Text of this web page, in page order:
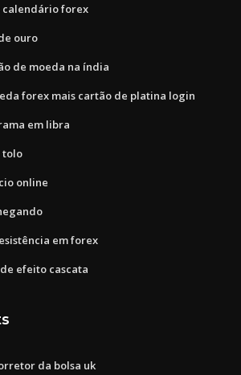
calendário forex
ouro
de moeda na índia
forex mais cartão de platina login
em libra
tolo
online
em forex
efeito cascata
da bolsa uk